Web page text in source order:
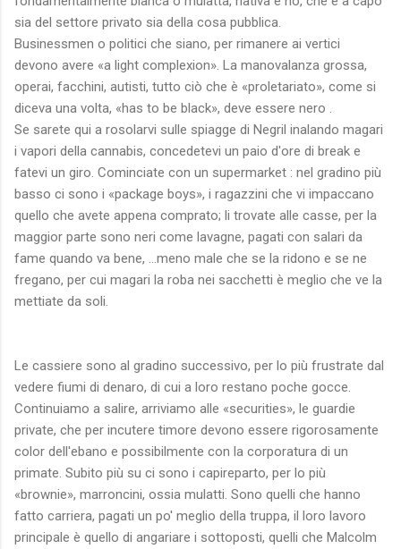
sia del settore privato sia della cosa pubblica.
Businessmen o politici che siano, per rimanere ai vertici
devono avere «a light complexion». La manovalanza grossa,
operai, facchini, autisti, tutto ciò che è «proletariato», come si
diceva una volta, «has to be black», deve essere nero .
Se sarete qui a rosolarvi sulle spiagge di Negril inalando magari
i vapori della cannabis, concedetevi un paio d'ore di break e
fatevi un giro. Cominciate con un supermarket : nel gradino più
basso ci sono i «package boys», i ragazzini che vi impaccano
quello che avete appena comprato; li trovate alle casse, per la
maggior parte sono neri come lavagne, pagati con salari da
fame quando va bene, ...meno male che se la ridono e se ne
fregano, per cui magari la roba nei sacchetti è meglio che ve la
mettiate da soli.
Le cassiere sono al gradino successivo, per lo più frustrate dal
vedere fiumi di denaro, di cui a loro restano poche gocce.
Continuiamo a salire, arriviamo alle «securities», le guardie
private, che per incutere timore devono essere rigorosamente
color dell'ebano e possibilmente con la corporatura di un
primate. Subito più su ci sono i capireparto, per lo più
«brownie», marroncini, ossia mulatti. Sono quelli che hanno
fatto carriera, pagati un po' meglio della truppa, il loro lavoro
principale è quello di angariare i sottoposti, quelli che Malcolm